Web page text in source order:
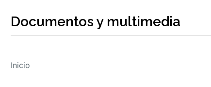
Documentos y multimedia
Inicio